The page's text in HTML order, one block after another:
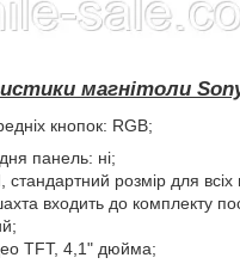
магнітоли
кнопок: RGB;
панель: ні;
стандартний розмір для всіх
входить до комплекту
TFT, 4,1" дюйма;